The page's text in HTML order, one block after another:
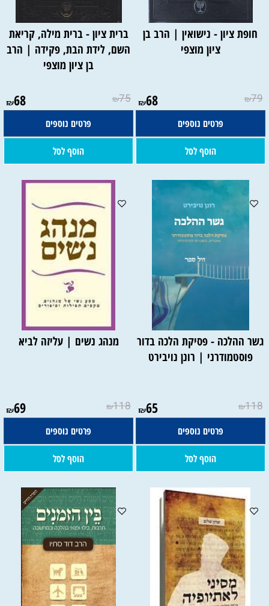
חופת ציון - נישואין | הרב בן
ציון מוצפי
₪79
₪68
פרטים נוספים
הוסף לסל
ברית ציון - ברית מילה, קריאת
השם, לידת הבת, פקידה | הרב
בן ציון מוצפי
₪75
₪68
פרטים נוספים
הוסף לסל
גשר ההלכה - פסיקת הלכה בדור
פוסטמודרני | רונן נויבירט
₪118
₪65
פרטים נוספים
הוסף לסל
מנהג נשים | עליזה לביא
₪118
₪69
פרטים נוספים
הוסף לסל